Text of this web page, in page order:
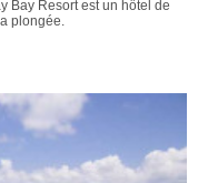
Bay Resort est un hôtel de
plongée.